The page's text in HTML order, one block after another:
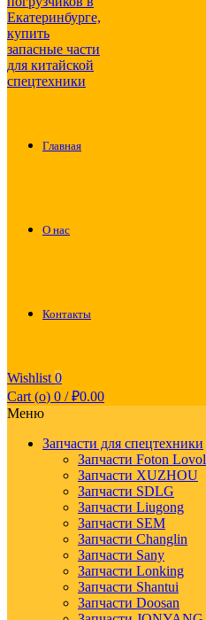
Главная
О нас
Контакты
Wishlist 0
Cart (o) 0 / ₽0.00
Меню
Запчасти для спецтехники
Запчасти Foton Lovol
Запчасти XUZHOU
Запчасти SDLG
Запчасти Liugong
Запчасти SEM
Запчасти Changlin
Запчасти Sany
Запчасти Lonking
Запчасти Shantui
Запчасти Doosan